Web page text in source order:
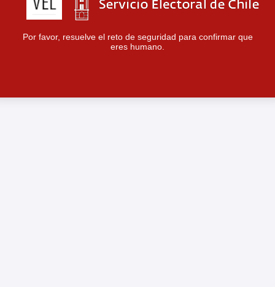
Por favor, resuelve el reto de seguridad para confirmar que
eres humano.